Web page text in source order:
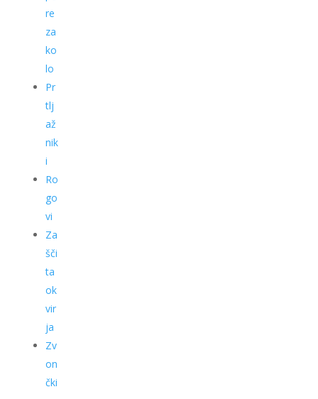
re
za
ko
lo
Pr
tlj
až
nik
i
Ro
go
vi
Za
šči
ta
ok
vir
ja
Zv
on
čki